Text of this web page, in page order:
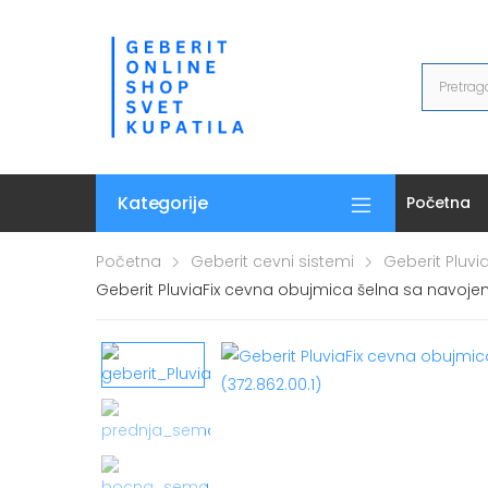
Kategorije Početna
Početna Geberit cevni sistemi
Geberit
Geberit PluviaFix cevna obujmica šelna sa